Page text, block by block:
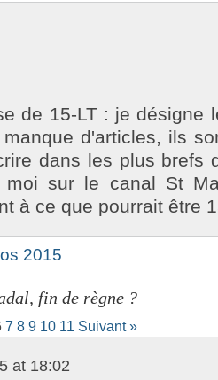
de 15-LT : je désigne
d'ar­ticles, ils
dans les plus brefs
moi sur le canal St
à ce que pour­rait être
2015
fin de règne ?
7 8 9 10 11 Suivant »
at 18:02